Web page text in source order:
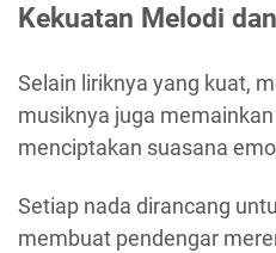
Kekuatan Melodi
Selain liriknya yang kuat,
musiknya juga
menciptakan suasana
Setiap nada dirancang
membuat pendengar